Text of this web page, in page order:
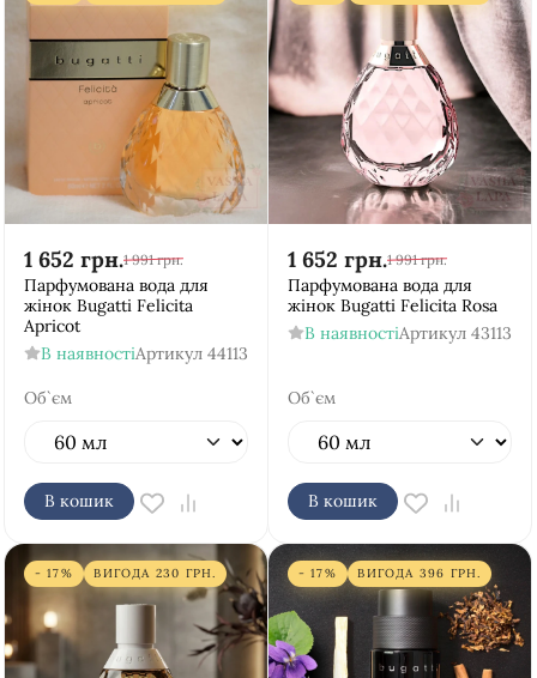
1 652 грн.1 991 грн.
Парфумована вода для
жінок Bugatti Felicita
Apricot
В наявностіАртикул 44113
Об`єм
В кошик
1 652 грн.1 991 грн.
Парфумована вода для
жінок Bugatti Felicita Rosa
В наявностіАртикул 43113
Об`єм
В кошик
- 17% ВИГОДА 230 ГРН. - 17% ВИГОДА 396 ГРН.